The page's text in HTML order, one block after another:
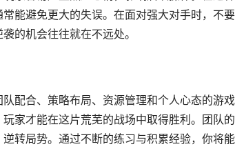
能避免更大的失误。在面对强大对手时，不
的机会往往就在不远处。
配合、策略布局、资源管理和个人心态的游戏
家才能在这片荒芜的战场中取得胜利。团队
转局势。通过不断的练习与积累经验，你将